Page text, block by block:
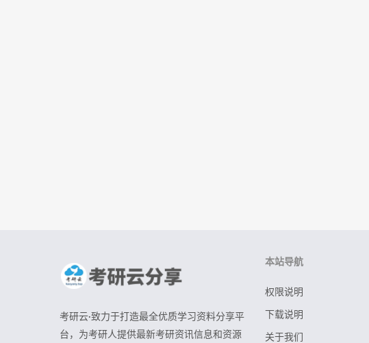
考研云·致力于打造最全优质学习资料分享平
台，为考研人提供最新考研资讯信息和资源
本站导航
权限说明
下载说明
关于我们